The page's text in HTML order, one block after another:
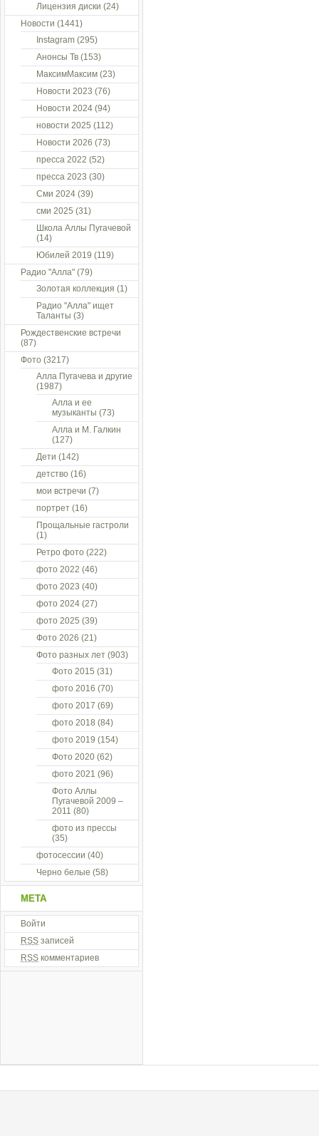
Лицензия диски (24)
Новости (1441)
Instagram (295)
Анонсы Тв (153)
МаксимМаксим (23)
Новости 2023 (76)
Новости 2024 (94)
новости 2025 (112)
Новости 2026 (73)
пресса 2022 (52)
пресса 2023 (30)
Сми 2024 (39)
сми 2025 (31)
Школа Аллы Пугачевой
(14)
Юбилей 2019 (119)
Радио "Алла" (79)
Золотая коллекция (1)
Радио "Алла" ищет
Таланты (3)
Рождественские встречи
(87)
Фото (3217)
Алла Пугачева и другие
(1987)
Алла и ее
музыканты (73)
Алла и М. Галкин
(127)
Дети (142)
детство (16)
мои встречи (7)
портрет (16)
Прощальные гастроли
(1)
Ретро фото (222)
фото 2022 (46)
фото 2023 (40)
фото 2024 (27)
фото 2025 (39)
Фото 2026 (21)
Фото разных лет (903)
Фото 2015 (31)
фото 2016 (70)
фото 2017 (69)
фото 2018 (84)
фото 2019 (154)
Фото 2020 (62)
фото 2021 (96)
Фото Аллы
Пугачевой 2009 –
2011 (80)
фото из прессы
(35)
фотосессии (40)
Черно белые (58)
МЕТА
Войти
RSS записей
RSS комментариев